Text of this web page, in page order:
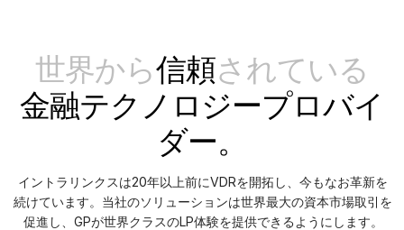
世界から信頼されている
金融テクノロジープロバイ
ダー。
イントラリンクスは20年以上前にVDRを開拓し、今もなお革新を
続けています。当社のソリューションは世界最大の資本市場取引を
促進し、GPが世界クラスのLP体験を提供できるようにします。